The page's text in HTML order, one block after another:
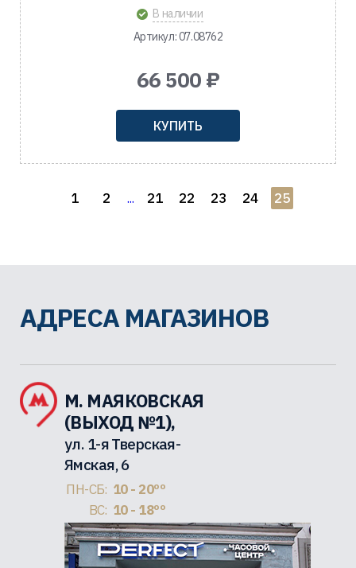
В наличии
Артикул: 07.08762
66 500 ₽
КУПИТЬ
1 2 ... 21 22 23 24 25
АДРЕСА МАГАЗИНОВ
М. МАЯКОВСКАЯ
(ВЫХОД №1),
ул. 1-я Тверская-
Ямская, 6
ПН-СБ: 10 - 20ºº
ВС: 10 - 18ºº